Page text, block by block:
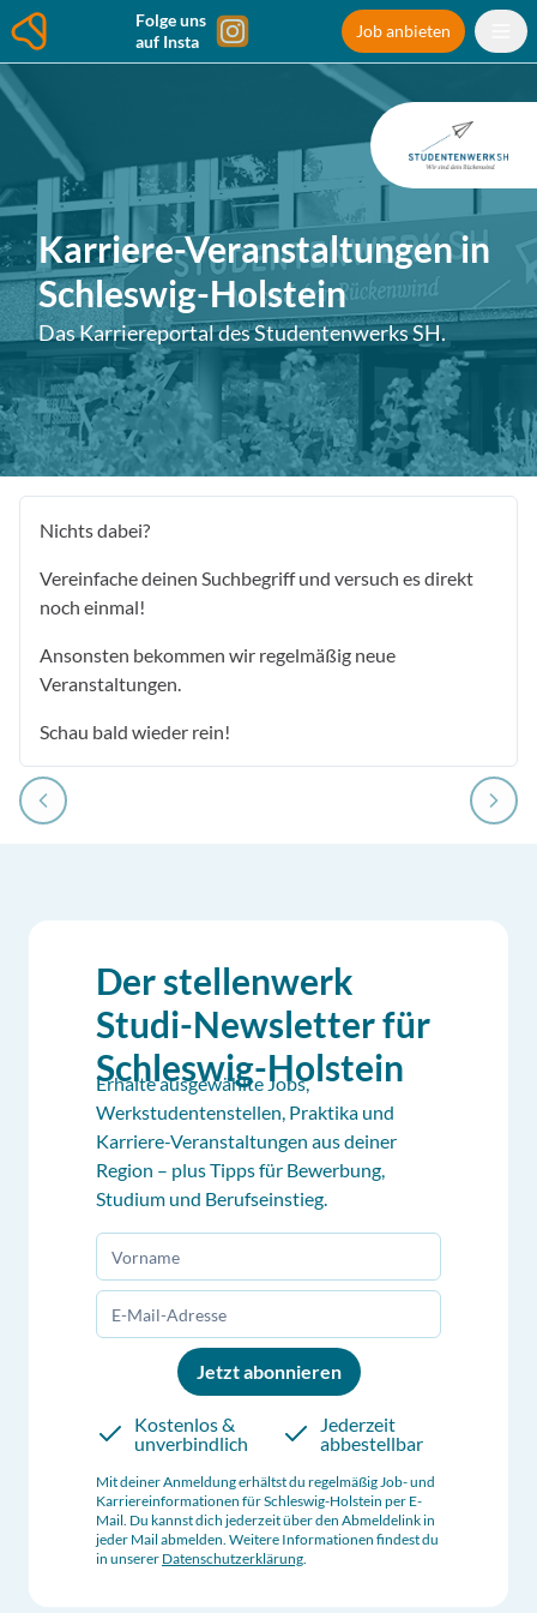
Folge uns
auf Insta
Job anbieten
Karriere-Veranstaltungen in
Schleswig-Holstein
Das Karriereportaldes Studentenwerks SH.
Nichts dabei?
Vereinfache deinen Suchbegriff und versuch es direkt
noch einmal!
Ansonsten bekommen wir regelmäßig neue
Veranstaltungen.
Schau bald wieder rein!
Der stellenwerk
Studi-Newsletter für
Schleswig-Holstein
Erhalte ausgewählte Jobs,
Werkstudentenstellen, Praktika und
Karriere-Veranstaltungen aus deiner
Region – plus Tipps für Bewerbung,
Studium und Berufseinstieg.
Jetzt abonnieren
Kostenlos &
unverbindlich
Jederzeit
abbestellbar
Mit deiner Anmeldung erhältst du regelmäßig Job- und
Karriereinformationen fürSchleswig-Holstein per E-
Mail. Du kannst dich jederzeit über den Abmeldelink in
jeder Mail abmelden. Weitere Informationen findest du
in unserer Datenschutzerklärung.